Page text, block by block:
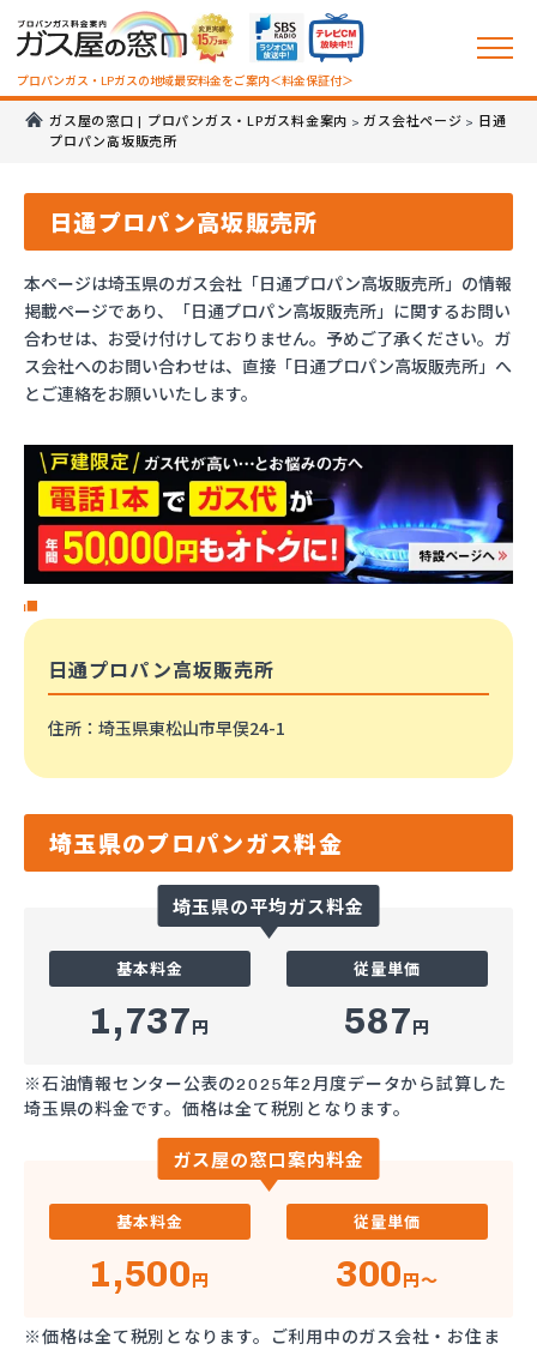
プロパンガス・LPガスの地域最安料金をご案内＜料金保証付＞
ガス屋の窓口 | プロパンガス・LPガス料金案内 >ガス会社ページ >
日通
プロパン高坂販売所
日通プロパン高坂販売所
本ページは埼玉県のガス会社「日通プロパン高坂販売所」の情報
掲載ページであり、「日通プロパン高坂販売所」に関するお問い
合わせは、お受け付けしておりません。予めご了承ください。ガ
ス会社へのお問い合わせは、直接「日通プロパン高坂販売所」へ
とご連絡をお願いいたします。
日通プロパン高坂販売所
住所 ：埼玉県東松山市早俣24-1
埼玉県のプロパンガス料金
埼玉県の平均ガス料金
基本料金
1,737円
従量単価
587円
※石油情報センター公表の2025年2月度データから試算した
埼玉県の料金です。価格は全て税別となります。
ガス屋の窓口案内料金
基本料金
1,500円
従量単価
300円～
※価格は全て税別となります。ご利用中のガス会社・お住ま